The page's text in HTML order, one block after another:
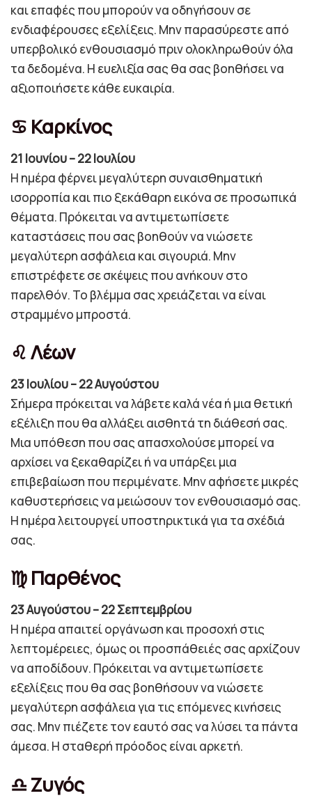
και επαφές που μπορούν να οδηγήσουν σε
ενδιαφέρουσες εξελίξεις. Μην παρασύρεστε από
υπερβολικό ενθουσιασμό πριν ολοκληρωθούν όλα
τα δεδομένα. Η ευελιξία σας θα σας βοηθήσει να
αξιοποιήσετε κάθε ευκαιρία.
♋ Καρκίνος
21 Ιουνίου – 22 Ιουλίου
Η ημέρα φέρνει μεγαλύτερη συναισθηματική
ισορροπία και πιο ξεκάθαρη εικόνα σε προσωπικά
θέματα. Πρόκειται να αντιμετωπίσετε
καταστάσεις που σας βοηθούν να νιώσετε
μεγαλύτερη ασφάλεια και σιγουριά. Μην
επιστρέφετε σε σκέψεις που ανήκουν στο
παρελθόν. Το βλέμμα σας χρειάζεται να είναι
στραμμένο μπροστά.
♌ Λέων
23 Ιουλίου – 22 Αυγούστου
Σήμερα πρόκειται να λάβετε καλά νέα ή μια θετική
εξέλιξη που θα αλλάξει αισθητά τη διάθεσή σας.
Μια υπόθεση που σας απασχολούσε μπορεί να
αρχίσει να ξεκαθαρίζει ή να υπάρξει μια
επιβεβαίωση που περιμένατε. Μην αφήσετε μικρές
καθυστερήσεις να μειώσουν τον ενθουσιασμό σας.
Η ημέρα λειτουργεί υποστηρικτικά για τα σχέδιά
σας.
♍ Παρθένος
23 Αυγούστου – 22 Σεπτεμβρίου
Η ημέρα απαιτεί οργάνωση και προσοχή στις
λεπτομέρειες, όμως οι προσπάθειές σας αρχίζουν
να αποδίδουν. Πρόκειται να αντιμετωπίσετε
εξελίξεις που θα σας βοηθήσουν να νιώσετε
μεγαλύτερη ασφάλεια για τις επόμενες κινήσεις
σας. Μην πιέζετε τον εαυτό σας να λύσει τα πάντα
άμεσα. Η σταθερή πρόοδος είναι αρκετή.
♎ Ζυγός